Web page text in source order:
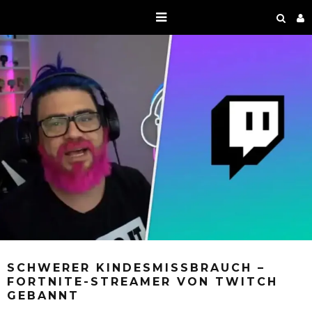
SCHWERER KINDESMISSBRAUCH –
FORTNITE-STREAMER VON TWITCH
GEBANNT